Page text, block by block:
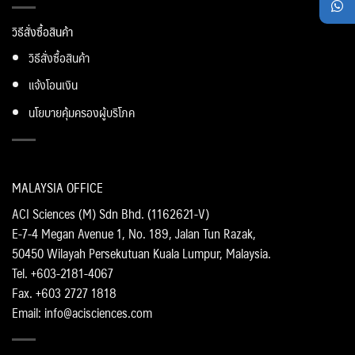
MALAYSIA OFFICE
ACI Sciences (M) Sdn Bhd. (1162621-V)
E-7-4 Megan Avenue 1, No. 189, Jalan Tun Razak,
50450 Wilayah Persekutuan Kuala Lumpur, Malaysia.
Tel. +603-2181-4067
Fax. +603 2727 1818
Email: info@acisciences.com
วิธีสั่งซื้อสินค้า
วิธีสั่งซื้อสินค้า
แจ้งโอนเงิน
นโยบายคุ้มครองผู้บริโภค